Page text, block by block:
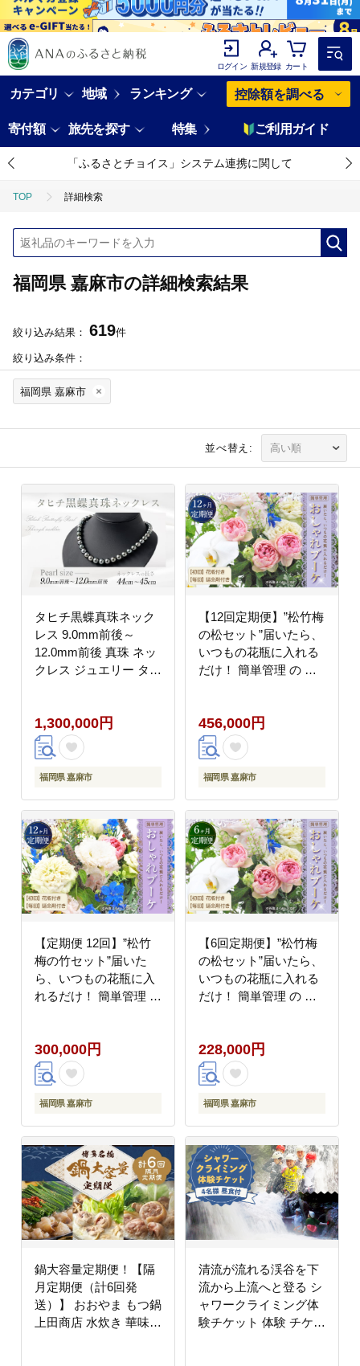
ログイン 新規登録 カート
カテゴリ 地域 ランキング 控除額を調べる
寄付額 旅先を探す 特集 ご利用ガイド
「ふるさとチョイス」システム連携に関して
TOP 詳細検索
福岡県 嘉麻市の詳細検索結果
絞り込み結果： 619件
絞り込み条件：
福岡県 嘉麻市
並べ替え:
タヒチ黒蝶真珠ネック
レス 9.0mm前後～
12.0mm前後 真珠 ネッ
クレス ジュエリー タヒ
1,300,000円
福岡県 嘉麻市
【12回定期便】”松竹梅
の松セット”届いたら、
いつもの花瓶に入れる
だけ！ 簡単管理 の お
き！！ 生花 花 花束
456,000円
福岡県 嘉麻市
【定期便 12回】”松竹
梅の竹セット”届いた
ら、いつもの花瓶に入
れるだけ！ 簡単管理 の
付き！！12回定期便 花
生花 花束
300,000円
福岡県 嘉麻市
【6回定期便】”松竹梅
の松セット”届いたら、
いつもの花瓶に入れる
だけ！ 簡単管理 の お
き！！ 生花 花 花束
228,000円
福岡県 嘉麻市
鍋大容量定期便！【隔
月定期便（計6回発
送）】 おおやま もつ鍋
上田商店 水炊き 華味鶏
清流が流れる渓谷を下
流から上流へと登る シ
ャワークライミング体
験チケット 体験 チケッ